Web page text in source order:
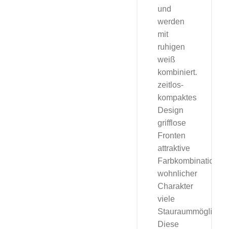
und
werden
mit
ruhigen
weiß
kombiniert.
zeitlos-
kompaktes
Design
grifflose
Fronten
attraktive
Farbkombination
wohnlicher
Charakter
viele
Diese